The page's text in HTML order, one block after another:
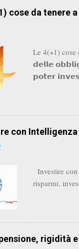
cose da tenere
Le 4(+1)
𝗱𝗲𝗹𝗹𝗲
𝗽𝗼𝘁𝗲𝗿
anzi a
funziona oggi
con
Investire
risparmi,
rigidità